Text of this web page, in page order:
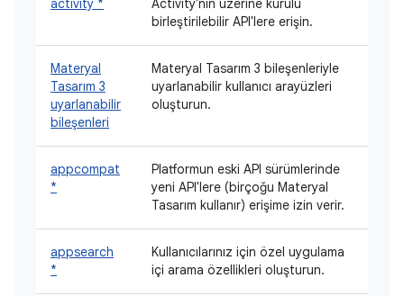
birleştirilebilir API'lere erişin.
Materyal
Tasarım 3
uyarlanabilir
bileşenleri
Materyal Tasarım 3 bileşenleriyle
uyarlanabilir kullanıcı arayüzleri
oluşturun.
appcompat
*
Platformun eski API sürümlerinde
yeni API'lere (birçoğu Materyal
Tasarım kullanır) erişime izin verir.
appsearch
*
Kullanıcılarınız için özel uygulama
içi arama özellikleri oluşturun.